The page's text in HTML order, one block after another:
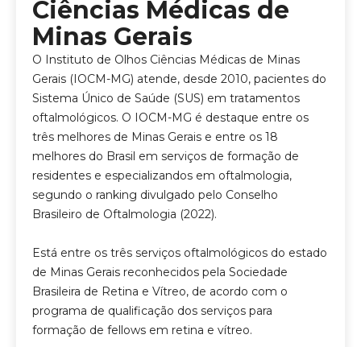
Ciências Médicas de
Minas Gerais
O Instituto de Olhos Ciências Médicas de Minas
Gerais (IOCM-MG) atende, desde 2010, pacientes do
Sistema Único de Saúde (SUS) em tratamentos
oftalmológicos. O IOCM-MG é destaque entre os
três melhores de Minas Gerais e entre os 18
melhores do Brasil em serviços de formação de
residentes e especializandos em oftalmologia,
segundo o ranking divulgado pelo Conselho
Brasileiro de Oftalmologia (2022).
Está entre os três serviços oftalmológicos do estado
de Minas Gerais reconhecidos pela Sociedade
Brasileira de Retina e Vítreo, de acordo com o
programa de qualificação dos serviços para
formação de fellows em retina e vítreo.